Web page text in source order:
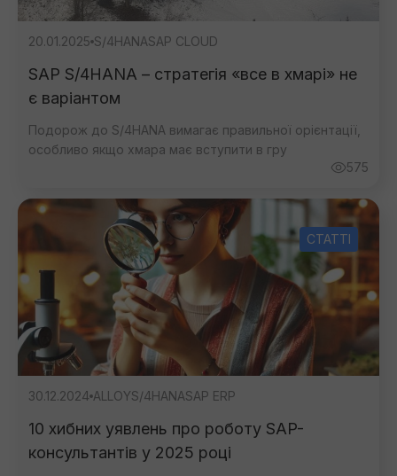
20.01.2025 S/4HANASAP CLOUD
SAP S/4HANA – стратегія «все в хмарі» не
є варіантом
Подорож до S/4HANA вимагає правильної орієнтації,
особливо якщо хмара має вступити в гру
575
СТАТТІ
30.12.2024 ALLOYS/4HANASAP ERP
10 хибних уявлень про роботу SAP-
консультантів у 2025 році